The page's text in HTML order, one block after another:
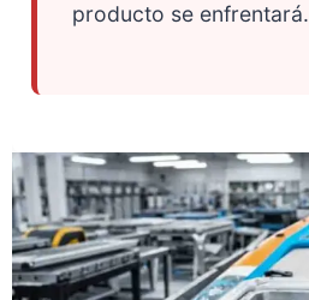
producto se enfrentará.